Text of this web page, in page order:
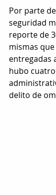
Por parte
seguridad
reporte de
mismas
entregadas
hubo
delito de